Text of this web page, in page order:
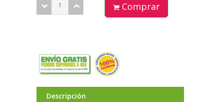
Comprar
Descripción